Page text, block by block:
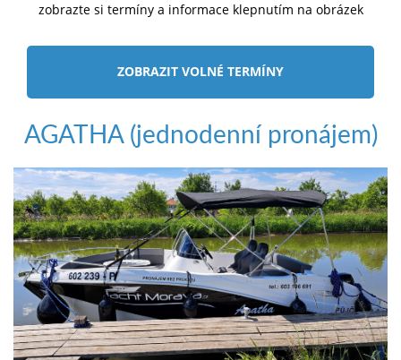
zobrazte si termíny a informace klepnutím na obrázek
ZOBRAZIT VOLNÉ TERMÍNY
AGATHA (jednodenní pronájem)